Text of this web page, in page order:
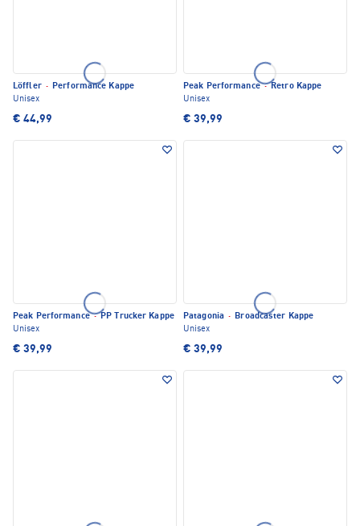
Löffler · Performance Kappe
Unisex
€ 44,99
Peak Performance·Retro Kappe
Unisex
€ 39,99
Peak Performance·PP Trucker Kappe
Unisex
€ 39,99
Patagonia · Broadcaster Kappe
Unisex
€ 39,99